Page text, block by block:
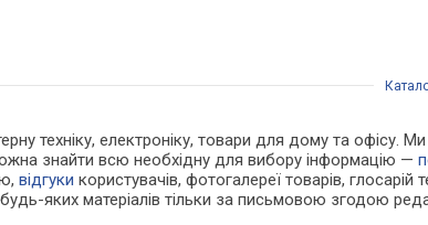
техніку, електроніку, товари для дому та офісу.
знайти всю необхідну для вибору інформацію —
відгуки користувачів, фотогалереї товарів, глосарій
яких матеріалів тільки за письмовою згодою